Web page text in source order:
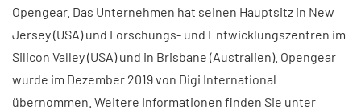
Opengear. Das Unternehmen hat seinen Hauptsitz in New
Jersey (USA) und Forschungs- und Entwicklungszentren im
Silicon Valley (USA) und in Brisbane (Australien). Opengear
wurde im Dezember 2019 von Digi International
übernommen. Weitere Informationen finden Sie unter